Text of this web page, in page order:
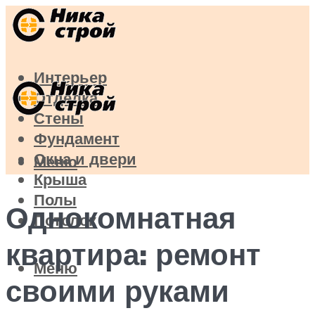
Интерьер
Отделка
Стены
Фундамент
Окна и двери
Крыша
Полы
Потолок
Меню
Меню
Однокомнатная
квартира: ремонт
своими руками